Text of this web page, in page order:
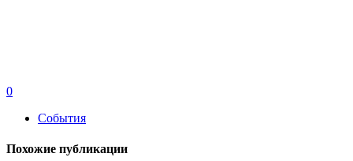
0
События
Похожие публикации